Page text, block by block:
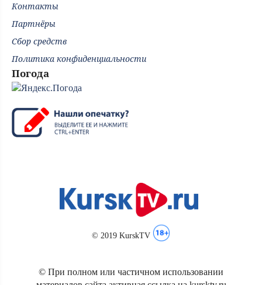
Контакты
Партнёры
Сбор средств
Политика конфиденциальности
Погода
© 2019 KurskTV
© При полном или частичном использовании